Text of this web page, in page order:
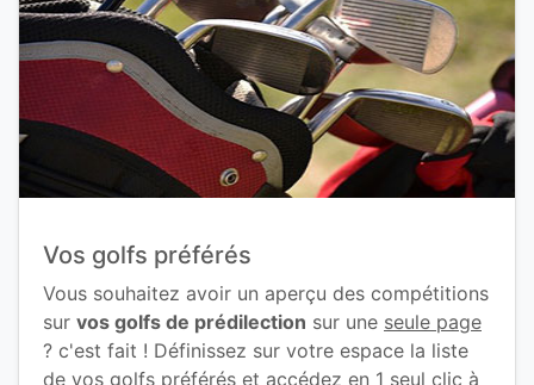
Vos golfs préférés
Vous souhaitez avoir un aperçu des compétitions
sur vos golfs de prédilection sur une seule page
? c'est fait ! Définissez sur votre espace la liste
de vos golfs préférés et accédez en 1 seul clic à